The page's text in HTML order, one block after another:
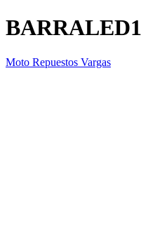
Moto Repuestos Vargas